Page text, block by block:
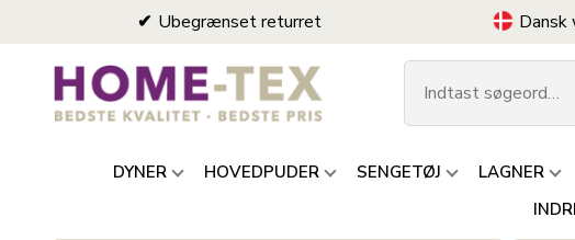
Ubegrænset returret Dansk
DYNER HOVEDPUDER SENGETØJ LAGNER